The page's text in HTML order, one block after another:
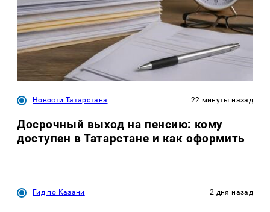
Новости Татарстана 22 минуты назад
Досрочный выход на пенсию: кому
доступен в Татарстане и как оформить
Гид по Казани 2 дня назад